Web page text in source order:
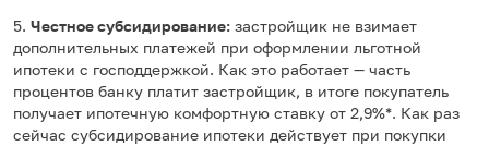
5. Честное субсидирование: застройщик не взимает
дополнительных платежей при оформлении льготной
ипотеки с господдержкой. Как это работает — часть
процентов банку платит застройщик, в итоге покупатель
получает ипотечную комфортную ставку от 2,9%*. Как раз
сейчас субсидирование ипотеки действует при покупки